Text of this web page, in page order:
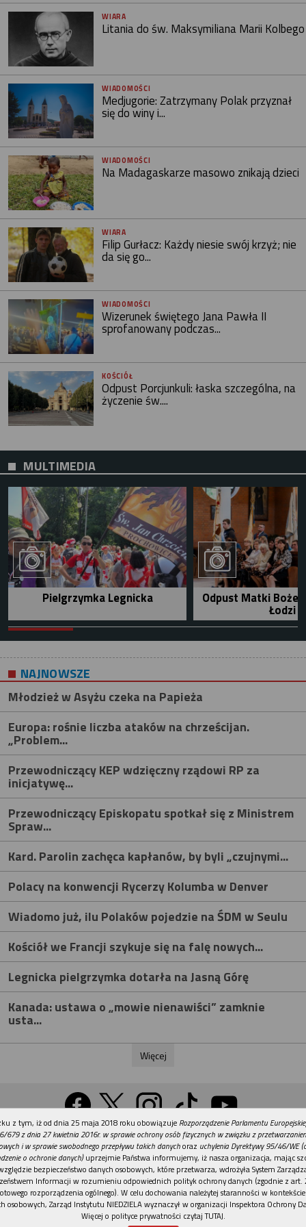
WIARA
Litania do św. Maksymiliana Marii Kolbego
WIADOMOŚCI
Medjugorie: Zatrzymany Polak przyznał
się do winy i...
WIADOMOŚCI
Na Madagaskarze masowo znikają dzieci
WIARA
Filip Gurłacz: Każdy niesie swój krzyż; nie
da się go...
WIADOMOŚCI
Wizerunek świętego Jana Pawła II
sprofanowany podczas...
KOŚCIÓŁ
Odpust Porcjunkuli: łaska szczególna, na
życzenie św....
MULTIMEDIA
Pielgrzymka Legnicka Odpust Matki Bożej
Łodzi
NAJNOWSZE
Młodzież w Asyżu czeka na Papieża
Europa: rośnie liczba ataków na chrześcijan.
„Problem...
Przewodniczący KEP wdzięczny rządowi RP za
inicjatywę...
Przewodniczący Episkopatu spotkał się z Ministrem
Spraw...
Kard. Parolin zachęca kapłanów, by byli „czujnymi...
Polacy na konwencji Rycerzy Kolumba w Denver
Wiadomo już, ilu Polaków pojedzie na ŚDM w Seulu
Kościół we Francji szykuje się na falę nowych...
Legnicka pielgrzymka dotarła na Jasną Górę
Kanada: ustawa o „mowie nienawiści” zamknie
usta...
Więcej
Wersja na komputer
Działy Tematy Kontakt Reklama
Patronaty
Polityka prywatności
REKLAMA
z tym, iż od dnia 25 maja 2018 roku obowiązuje Rozporządzenie Parlamentu
679 z dnia 27 kwietnia 2016r. w sprawie ochrony osób fizycznych w związku z
i w sprawie swobodnego przepływu takich danychoraz uchylenia Dyrektywy 95/46/WE
o ochronie danych)uprzejmie Państwa informujemy, iż nasza organizacja, mając
bezpieczeństwo danych osobowych, które przetwarza, wdrożyła System
Informacji w rozumieniu odpowiednich polityk ochrony danych (zgodnie z art.
rozporządzenia ogólnego). W celu dochowania należytej staranności w
osobowych, Zarząd Instytutu NIEDZIELA wyznaczył w organizacji Inspektora Ochrony
Więcej o polityce prywatności czytaj TUTAJ.